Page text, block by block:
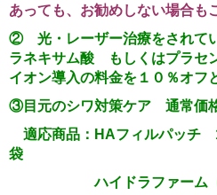
あっても、お勧めしない場合も
②光・レーザー治療をされて
ラネキサム酸 もしくはプラセ
イオン導入の料金を１０％オフ
③目元のシワ対策ケア 通常価
適応商品： HAフィルパッチ
袋
ハイドラファーム（